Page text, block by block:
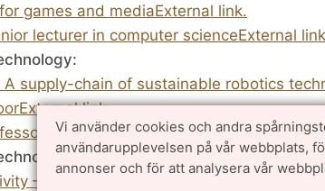
Vi använder cookies och andra
användarupplevelsen på vår webbplats,
annonser och för att analysera vår
games and mediaExternal link.
lecturer in computer scienceExternal
supply-chain of sustainable robotics
link.
in computer scienceExternal link.
– Driving Research and Innovation in